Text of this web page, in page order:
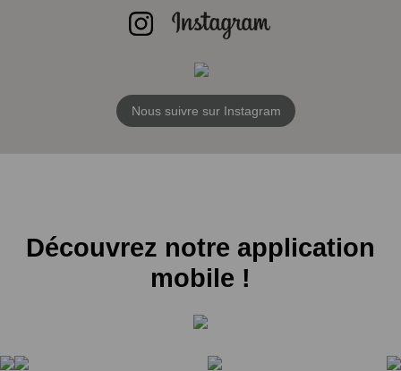
Nous suivre sur Instagram
Découvrez notre application
mobile !